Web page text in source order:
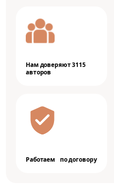
Нам доверяют 3115
авторов
Работаем по договору